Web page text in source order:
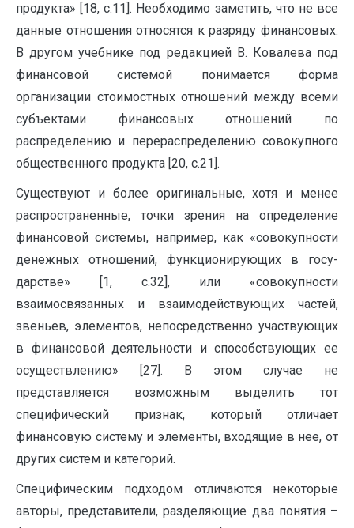
продукта» [18, с.11]. Необходимо заметить, что не все
данные отношения относятся к разряду финансовых.
В другом учебнике под редакцией В. Ковалева под
финансовой системой понимается форма
организации стоимостных отношений между всеми
субъектами финансовых отношений по
распределению и перераспределению совокупного
общественного продукта [20, с.21].
Существуют и более оригинальные, хотя и менее
распространенные, точки зрения на определение
финансовой системы, например, как «совокупности
денежных отношений, функционирующих в госу­
дарстве» [1, с.32], или «совокупности
взаимосвязанных и взаимодействующих частей,
звеньев, элементов, непосредственно участвующих
в финансовой деятельности и способствующих ее
осуществлению» [27]. В этом случае не
представляется возможным выделить тот
специфический признак, который отличает
финансовую систему и элементы, входящие в нее, от
других систем и категорий.
Специфическим подходом отличаются некоторые
авторы, представители, разделяющие два понятия –